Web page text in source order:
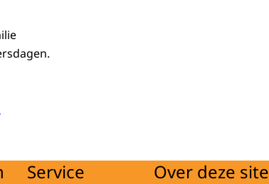
Service Over deze site